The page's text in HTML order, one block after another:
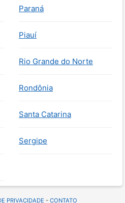
Paraná
Piauí
Rio Grande do Norte
Rondônia
Santa Catarina
Sergipe
PRIVACIDADE - CONTATO